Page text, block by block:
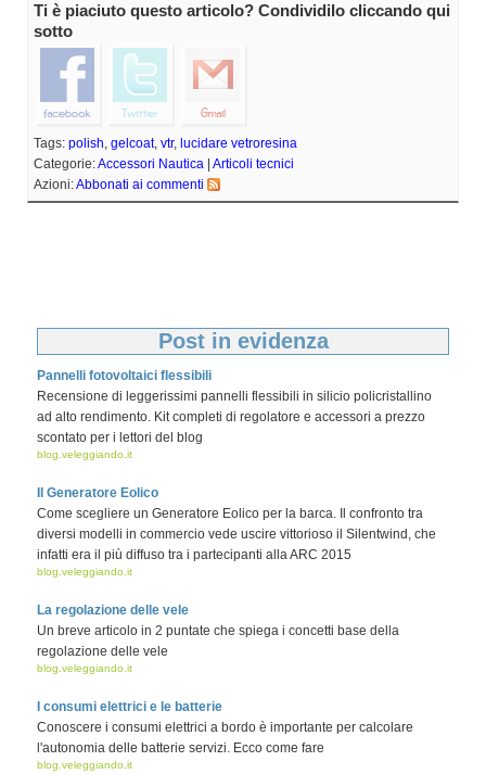
Ti è piaciuto questo articolo? Condividilo cliccando qui
sotto
Tags: polish gelcoat, vtr, lucidare vetroresina
Categorie:Accessori Nautica | Articoli tecnici
Azioni:Abbonati ai commenti
Post in evidenza
Pannelli fotovoltaici flessibili
Recensione di leggerissimi pannelli flessibili in silicio policristallino
ad alto rendimento. Kit completi di regolatore e accessori a prezzo
scontato per i lettori del blog
blog.veleggiando.it
Il Generatore Eolico
Come scegliere un Generatore Eolico per la barca. Il confronto tra
diversi modelli in commercio vede uscire vittorioso il Silentwind, che
infatti era il più diffuso tra i partecipanti alla ARC 2015
blog.veleggiando.it
La regolazione delle vele
Un breve articolo in 2 puntate che spiega i concetti base della
regolazione delle vele
blog.veleggiando.it
I consumi elettrici e le batterie
Conoscere i consumi elettrici a bordo è importante per calcolare
l'autonomia delle batterie servizi. Ecco come fare
blog.veleggiando.it